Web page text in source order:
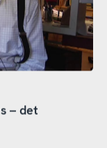
– det